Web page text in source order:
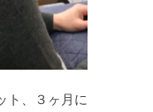
ト、３ヶ月に